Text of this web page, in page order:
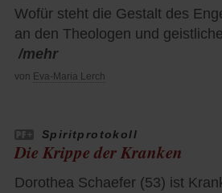
Wofür steht die Gestalt des
an den Theologen und
/mehr
von Eva-Maria Lerch
Spiritprotokoll
Die Krippe der Kranken
Dorothea Schaefer (53) ist